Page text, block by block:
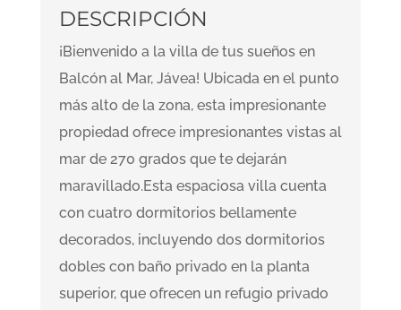
DESCRIPCIÓN
¡Bienvenido a la villa de tus sueños en
Balcón al Mar, Jávea! Ubicada en el punto
más alto de la zona, esta impresionante
propiedad ofrece impresionantes vistas al
mar de 270 grados que te dejarán
maravillado.Esta espaciosa villa cuenta
con cuatro dormitorios bellamente
decorados, incluyendo dos dormitorios
dobles con baño privado en la planta
superior, que ofrecen un refugio privado